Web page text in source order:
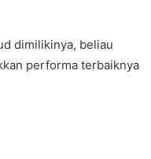
dimilikinya, beliau
performa terbaiknya